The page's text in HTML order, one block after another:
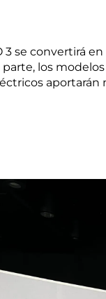
3 se convertirá
parte, los
aportarán